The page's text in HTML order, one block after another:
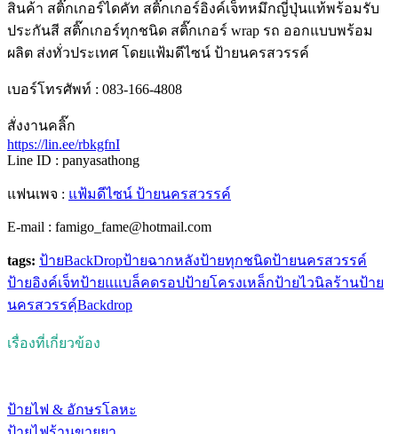
สินค้า สติ๊กเกอร์ไดคัท สติ๊กเกอร์อิงค์เจ็ทหมึกญี่ปุ่นแท้พร้อมรับ
ประกันสี สติ๊กเกอร์ทุกชนิด สติ๊กเกอร์ wrap รถ ออกแบบพร้อม
ผลิต ส่งทั่วประเทศ โดยแฟ้มดีไซน์ ป้ายนครสวรรค์
เบอร์โทรศัพท์ : 083-166-4808
สั่งงานคลิ๊ก
https://lin.ee/rbkgfnI
Line ID : panyasathong
แฟนเพจ : แฟ้มดีไซน์ ป้ายนครสวรรค์
E-mail : famigo_fame@hotmail.com
tags: ป้ายBackDropป้ายฉากหลังป้ายทุกชนิดป้ายนครสวรรค์
ป้ายอิงค์เจ็ทป้ายแแบล็คดรอปป้ายโครงเหล็กป้ายไวนิลร้านป้าย
นครสวรรค์ฺBackdrop
เรื่องที่เกี่ยวข้อง
ป้ายไฟ & อักษรโลหะ